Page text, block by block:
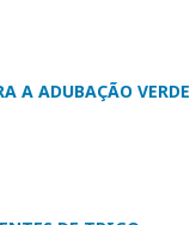
A ADUBAÇÃO VERDE